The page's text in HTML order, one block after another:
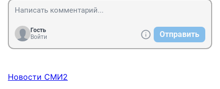
Гость
Войти
Отправить
Новости СМИ2